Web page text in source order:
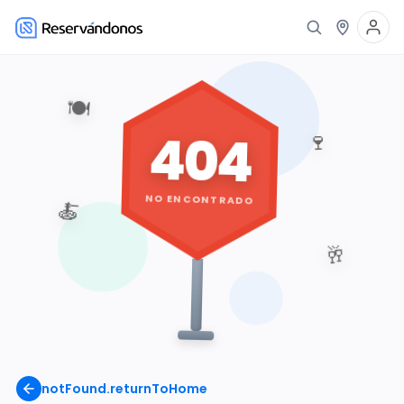
notFound.returnToHome
🍽️
🍷
🥂
🍝
404
NO ENCONTRADO